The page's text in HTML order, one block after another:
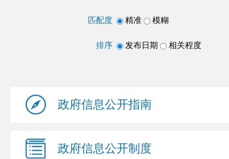
匹配度 精准 模糊
排序 发布日期 相关程度
政府信息公开指南
政府信息公开制度